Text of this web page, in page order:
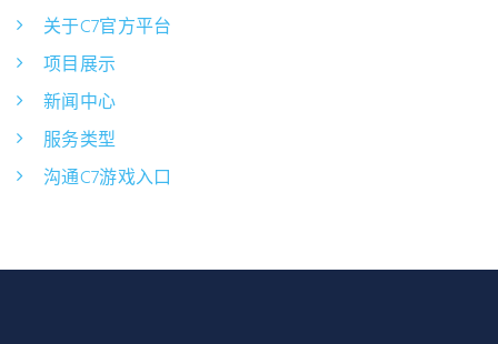
关于C7官方平台
项目展示
新闻中心
服务类型
沟通C7游戏入口